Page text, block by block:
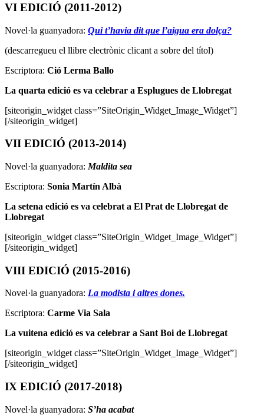
VI EDICIÓ (2011-2012)
Novel·la guanyadora: Qui t’havia dit que l’aigua era dolça?
(descarregueu el llibre electrònic clicant a sobre del títol)
Escriptora: Ció Lerma Ballo
La quarta edició es va celebrar a Esplugues de Llobregat
[siteorigin_widget class=”SiteOrigin_Widget_Image_Widget”]
[/siteorigin_widget]
VII EDICIÓ (2013-2014)
Novel·la guanyadora: Maldita sea
Escriptora: Sonia Martín Albà
La setena edició es va celebrat a El Prat de Llobregat de
Llobregat
[siteorigin_widget class=”SiteOrigin_Widget_Image_Widget”]
[/siteorigin_widget]
VIII EDICIÓ (2015-2016)
Novel·la guanyadora: La modista i altres dones.
Escriptora: Carme Via Sala
La vuitena edició es va celebrar a Sant Boi de Llobregat
[siteorigin_widget class=”SiteOrigin_Widget_Image_Widget”]
[/siteorigin_widget]
IX EDICIÓ (2017-2018)
Novel·la guanyadora: S’ha acabat